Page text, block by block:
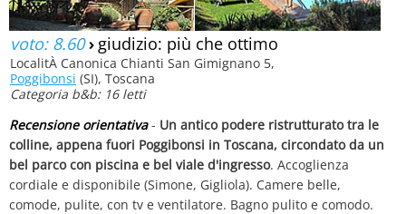
voto: 8.60› giudizio: più che ottimo
LocalitÀ Canonica Chianti San Gimignano 5,
Poggibonsi (SI), Toscana
Categoria b&b: 16 letti
Recensione orientativa- Un antico podere ristrutturato tra le
colline, appena fuori Poggibonsi in Toscana, circondato da un
bel parco con piscina e bel viale d'ingresso. Accoglienza
cordiale e disponibile (Simone, Gigliola). Camere belle,
comode, pulite, con tv e ventilatore. Bagno pulito e comodo.